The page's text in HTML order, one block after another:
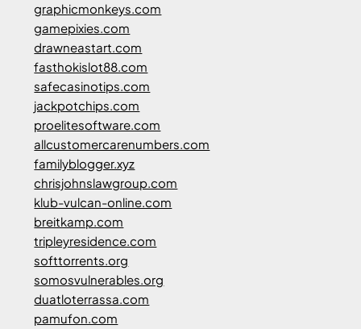
graphicmonkeys.com
gamepixies.com
drawneastart.com
fasthokislot88.com
safecasinotips.com
jackpotchips.com
proelitesoftware.com
allcustomercarenumbers.com
familyblogger.xyz
chrisjohnslawgroup.com
klub-vulcan-online.com
breitkamp.com
tripleyresidence.com
softtorrents.org
somosvulnerables.org
duatloterrassa.com
pamufon.com